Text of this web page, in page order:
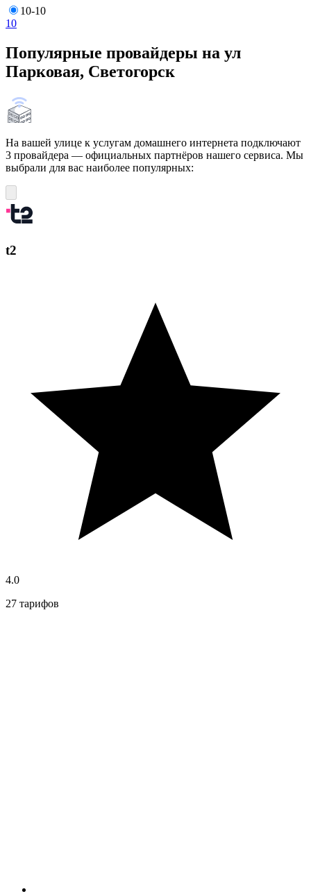
10-10
10
Популярные провайдеры на ул
Парковая, Светогорск
На вашей улице к услугам домашнего интернета подключают
3 провайдера — официальных партнёров нашего сервиса. Мы
выбрали для вас наиболее популярных:
t2
4.0
27 тарифов